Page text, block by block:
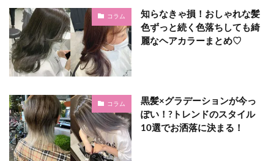
コラム
知らなきゃ損！おしゃれな髪
色ずっと続く♩色落ちしても綺
麗なヘアカラーまとめ♡
コラム
黒髪×グラデーションが今っ
ぽい！?トレンドのスタイル
10選でお洒落に決まる！